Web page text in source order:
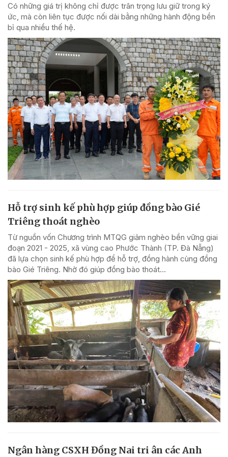
Có những giá trị không chỉ được trân trọng lưu giữ trong ký
ức, mà còn liên tục được nối dài bằng những hành động bền
bỉ qua nhiều thế hệ.
Hỗ trợ sinh kế phù hợp giúp đồng bào Gié
Triêng thoát nghèo
Từ nguồn vốn Chương trình MTQG giảm nghèo bền vững giai
đoạn 2021 - 2025, xã vùng cao Phước Thành (TP. Đà Nẵng)
đã lựa chọn sinh kế phù hợp để hỗ trợ, đồng hành cùng đồng
bào Gié Triêng. Nhờ đó giúp đồng bào thoát...
Ngân hàng CSXH Đồng Nai tri ân các Anh